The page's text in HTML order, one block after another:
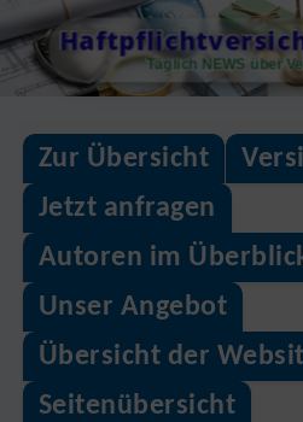
Skip
to
content
Täglich NEWS über
Zur Übersicht
Jetzt anfragen
Autoren im
Unser Angebot
Übersicht der
Seitenübersicht